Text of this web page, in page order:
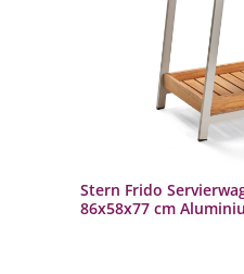
Stern Frido
86x58x77 cm